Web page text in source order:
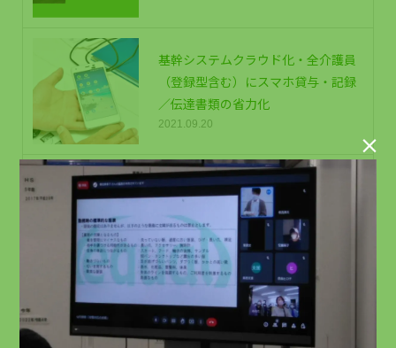
基幹システムクラウド化・全介護員
（登録型含む）にスマホ貸与・記録
／伝達書類の省力化
2021.09.20
従業員が利用できるクーポン｜福利
厚生
2019.10.03
福利厚生のご紹介
